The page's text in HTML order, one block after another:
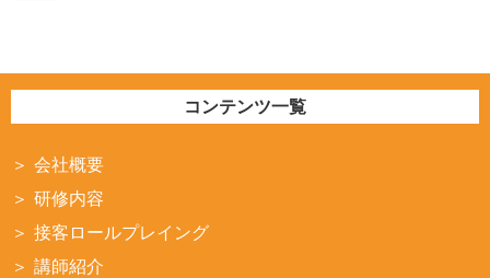
コンテンツ一覧
会社概要
研修内容
接客ロールプレイング
講師紹介